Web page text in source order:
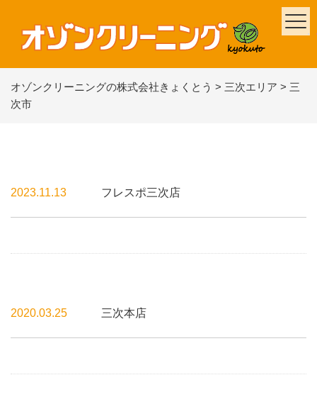
オゾンクリーニングの株式会社きょくとう > 三次エリア > 三
次市
2023.11.13 フレスポ三次店
2020.03.25 三次本店